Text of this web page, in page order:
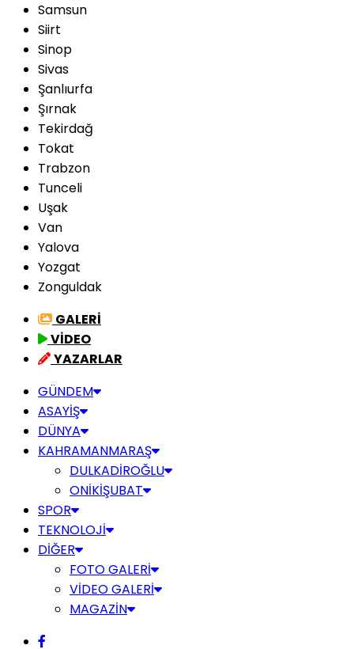
Samsun
Siirt
Sinop
Sivas
Şanlıurfa
Şırnak
Tekirdağ
Tokat
Trabzon
Tunceli
Uşak
Van
Yalova
Yozgat
Zonguldak
GALERİ
VİDEO
YAZARLAR
GÜNDEM
ASAYİŞ
DÜNYA
KAHRAMANMARAŞ
DULKADİROĞLU
ONİKİŞUBAT
SPOR
TEKNOLOJİ
DİĞER
FOTO GALERİ
VİDEO GALERİ
MAGAZİN